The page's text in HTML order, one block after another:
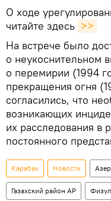
О ходе
читайте здесь >>
На встрече было
о неукоснительном
о перемирии (1994
прекращения огня
согласились, что
возникающих
их расследования в
постоянного
Карабах Новости
Газахский район АР